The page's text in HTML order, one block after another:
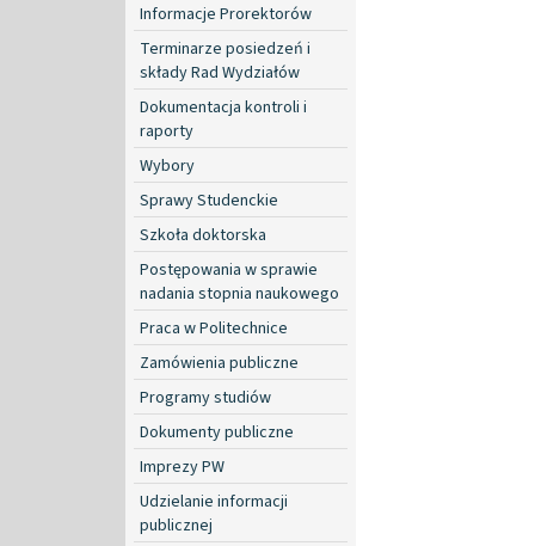
Informacje Prorektorów
Terminarze posiedzeń i
składy Rad Wydziałów
Dokumentacja kontroli i
raporty
Wybory
Sprawy Studenckie
Szkoła doktorska
Postępowania w sprawie
nadania stopnia naukowego
Praca w Politechnice
Zamówienia publiczne
Programy studiów
Dokumenty publiczne
Imprezy PW
Udzielanie informacji
publicznej